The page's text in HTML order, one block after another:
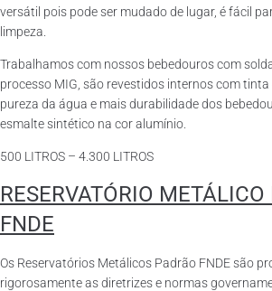
versátil pois pode ser mudado de lugar, é fácil
limpeza.
Trabalhamos com nossos bebedouros com
processo MIG, são revestidos internos com
pureza da água e mais durabilidade dos
esmalte sintético na cor alumínio.
500 LITROS – 4.300 LITROS
RESERVATÓRIO METÁLICO
FNDE
Os Reservatórios Metálicos Padrão FNDE são
rigorosamente as diretrizes e normas